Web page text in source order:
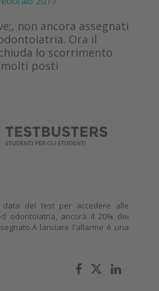
non ancora assegnati
Ora il
lo scorrimento
posti
del test per accedere alle
odontoiatria, ancora il 20% dei
lanciare l'allarme è una